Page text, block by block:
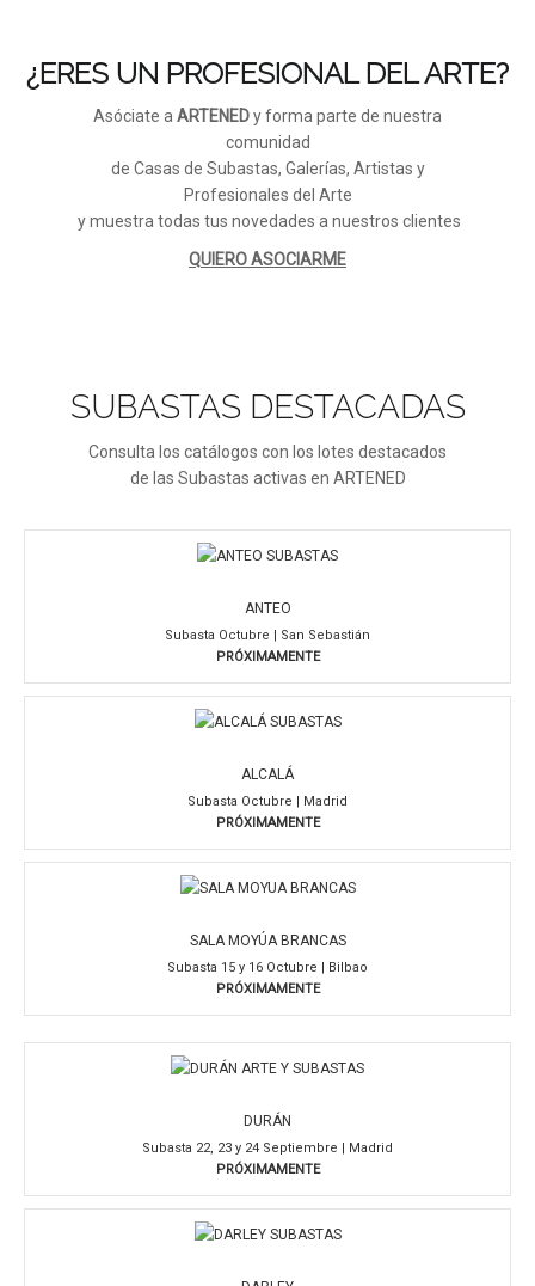
¿ERES UN PROFESIONAL DEL ARTE?
Asóciate a ARTENEDy forma parte de nuestra
comunidad
de Casas de Subastas, Galerías, Artistas y
Profesionales del Arte
y muestra todas tus novedades a nuestros clientes
QUIERO ASOCIARME
SUBASTAS DESTACADAS
Consulta los catálogos con los lotes destacados
de las Subastas activas en ARTENED
ANTEO
Subasta Octubre | San Sebastián
PRÓXIMAMENTE
ALCALÁ
Subasta Octubre | Madrid
PRÓXIMAMENTE
SALA MOYÚA BRANCAS
Subasta 15 y 16 Octubre | Bilbao
PRÓXIMAMENTE
DURÁN
Subasta 22, 23 y 24 Septiembre | Madrid
PRÓXIMAMENTE